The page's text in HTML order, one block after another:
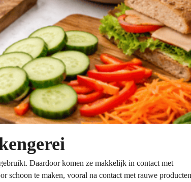
Daardoor komen ze makkelijk in contact met
schoon te maken, vooral na contact met rauwe